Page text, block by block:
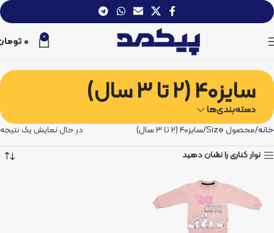
0
0
سایز40 (2 تا 3 سال)
دسته‌بندی‌ها
خانه محصول Size سایز40 (2 تا 3 سال)
در حال نمایش یک نتیجه
نوار کناری را نشان دهید